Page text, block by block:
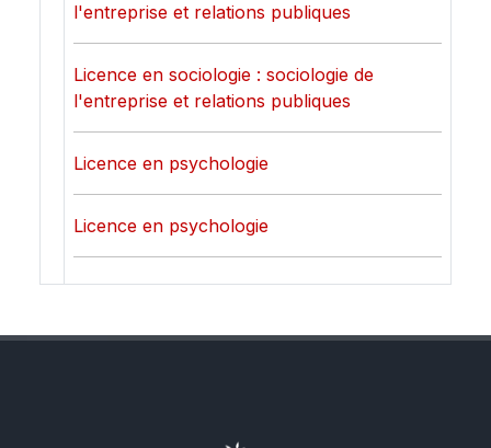
l'entreprise et relations publiques
Licence en sociologie : sociologie de
l'entreprise et relations publiques
Licence en psychologie
Licence en psychologie